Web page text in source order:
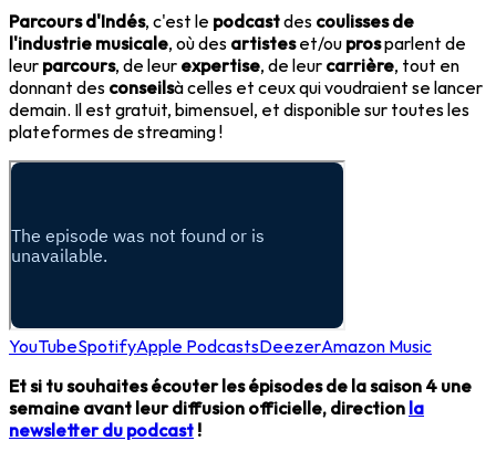
Parcours d'Indés, c'est le podcastdes coulisses de
l'industrie musicale, où des artisteset/ou prosparlent de
leur parcours, de leur expertise, de leur carrière, tout en
donnant des conseilsà celles et ceux qui voudraient se lancer
demain. Il est gratuit, bimensuel, et disponible sur toutes les
plateformes de streaming !
YouTubeSpotifyApple PodcastsDeezerAmazon Music
Et si tu souhaites écouter les épisodes de la saison 4 une
semaine avant leur diffusion officielle, direction la
newsletter du podcast !